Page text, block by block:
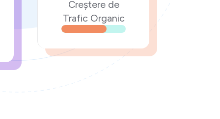
Creștere de
Trafic Organic